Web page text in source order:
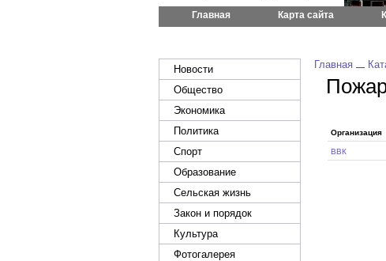
Главная Карта сайта
Новости
Общество
Экономика
Политика
Спорт
Образование
Сельская жизнь
Закон и порядок
Культура
Фотогалерея
Главная
Организация
ВВК